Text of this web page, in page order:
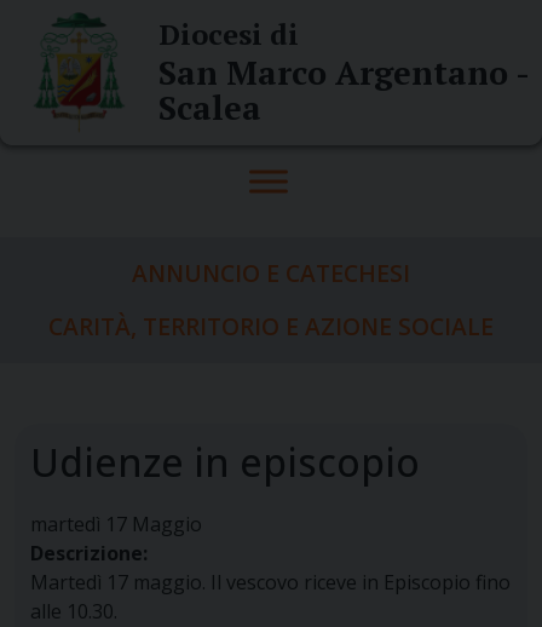
content
Diocesi di
San Marco Argentano -
Scalea
ANNUNCIO E CATECHESI
CARITÀ, TERRITORIO E AZIONE SOCIALE
Udienze in episcopio
martedì 17 Maggio
Descrizione:
Martedì 17 maggio. Il vescovo riceve in Episcopio fino
alle 10.30.